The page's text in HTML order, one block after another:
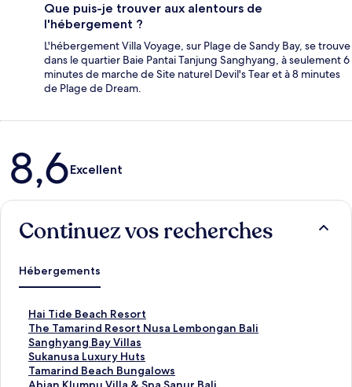
Que puis-je trouver aux alentours de
l'hébergement ?
L'hébergement Villa Voyage, sur Plage de Sandy Bay, se trouve
dans le quartier Baie Pantai Tanjung Sanghyang, à seulement 6
minutes de marche de Site naturel Devil's Tear et à 8 minutes
de Plage de Dream.
Avis
8,6Excellent
Continuez vos recherches
Hébergements
Hai Tide Beach Resort
L
i
e
n
o
u
The Tamarind Resort Nusa Lembongan Bali
L
i
e
n
o
Sanghyang Bay Villas
L
i
e
n
Sukanusa Luxury Huts
L
i
e
Tamarind Beach Bungalows
L
iL